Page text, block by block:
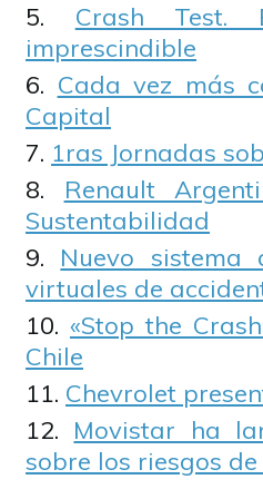
Crash Test.
imprescindible
Cada vez más
Capital
1ras Jornadas
Renault
Sustentabilidad
Nuevo sistema
virtuales de
«Stop the
Chile
Chevrolet
Movistar ha
sobre los riesgos